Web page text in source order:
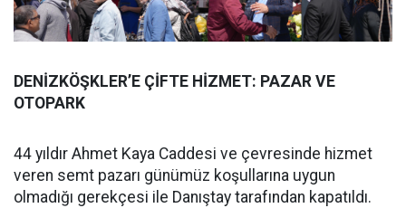
DENİZKÖŞKLER’E ÇİFTE HİZMET: PAZAR VE
OTOPARK
44 yıldır Ahmet Kaya Caddesi ve çevresinde hizmet
veren semt pazarı günümüz koşullarına uygun
olmadığı gerekçesi ile Danıştay tarafından kapatıldı.